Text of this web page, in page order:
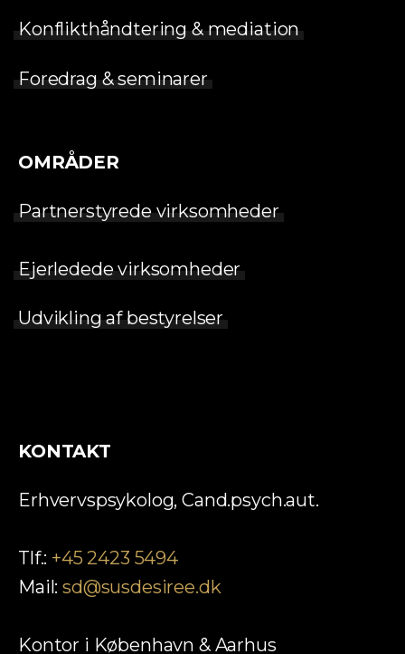
Konflikthåndtering & mediation
Foredrag & seminarer
OMRÅDER
Partnerstyrede virksomheder
Ejerledede virksomheder
Udvikling af bestyrelser
KONTAKT
Erhvervspsykolog, Cand.psych.aut.
Tlf.: +45 2423 5494
Mail:sd@susdesiree.dk
Kontor i København & Aarhus